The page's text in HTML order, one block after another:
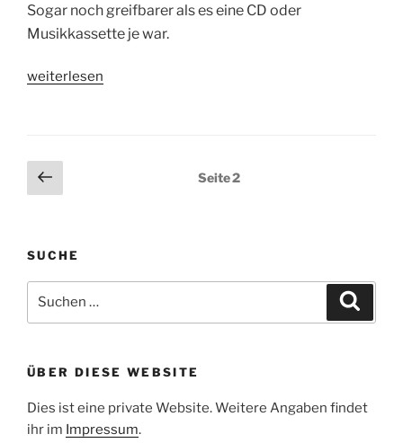
Sogar noch greifbarer als es eine CD oder
Musikkassette je war.
„Wir
für
Kinder
zur
weiterlesen
Seitennummerierung
der
Vorherige
Seite
Seite2
SUCHE
nach:
ÜBER DIESE WEBSITE
Dies ist eine private Website. Weitere Angaben findet
ihr im Impressum.